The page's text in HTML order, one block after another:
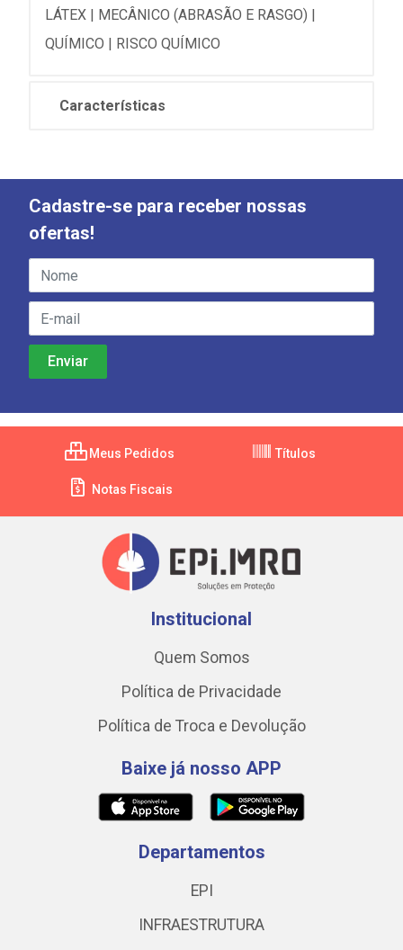
LÁTEX | MECÂNICO (ABRASÃO E RASGO) |
QUÍMICO | RISCO QUÍMICO
Características
Cadastre-se para receber nossas
ofertas!
Meus Pedidos Títulos
Notas Fiscais
Institucional
Quem Somos
Política de Privacidade
Política de Troca e Devolução
Baixe já nosso APP
Departamentos
EPI
INFRAESTRUTURA